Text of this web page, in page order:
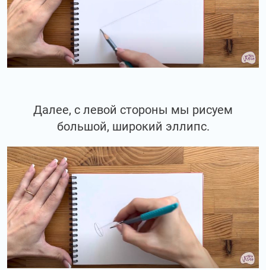
Далее, с левой стороны мы рисуем
большой, широкий эллипс.